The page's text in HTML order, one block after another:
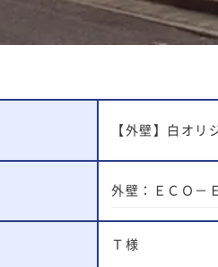
【外壁】白オリ
外壁：ＥＣＯ－
Ｔ様